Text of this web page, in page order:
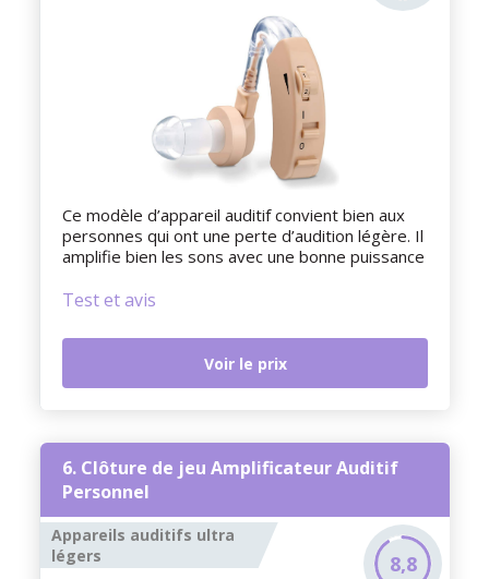
Ce modèle d’appareil auditif convient bien aux
personnes qui ont une perte d’audition légère. Il
amplifie bien les sons avec une bonne puissance
Test et avis
Voir le prix
6. Clôture de jeu Amplificateur Auditif
Personnel
Appareils auditifs ultra
légers
8,8